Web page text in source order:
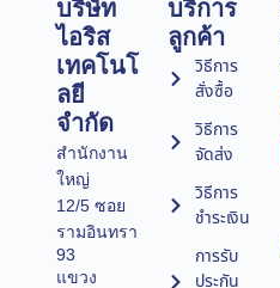
บริษัท
ไอริส
เทคโนโ
ลยี
จำกัด
สำนักงาน
ใหญ่
12/5 ซอย
รามอินทรา
93
แขวง
บริการ
ลูกค้า
วิธีการ
สั่งซื้อ
วิธีการ
จัดส่ง
วิธีการ
ชำระเงิน
การรับ
ประกัน